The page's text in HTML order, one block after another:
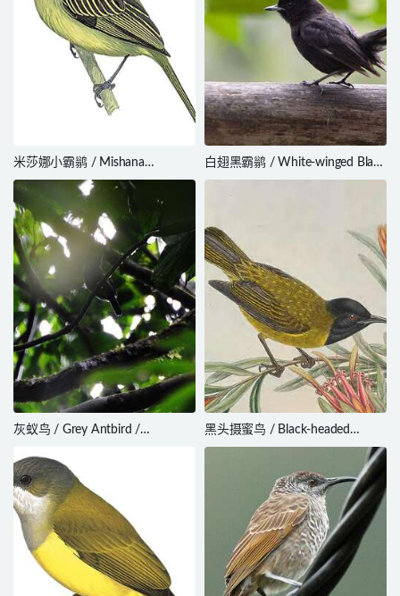
米莎娜小霸鹟 / Mishana
Tyrannulet / Zimmerius villarejoi
白翅黑霸鹟 / White-winged Black
Tyrant / Knipolegus aterrimus
灰蚁鸟 / Grey Antbird /
黑头摄蜜鸟 / Black-headed
Myzomela / Myzomela